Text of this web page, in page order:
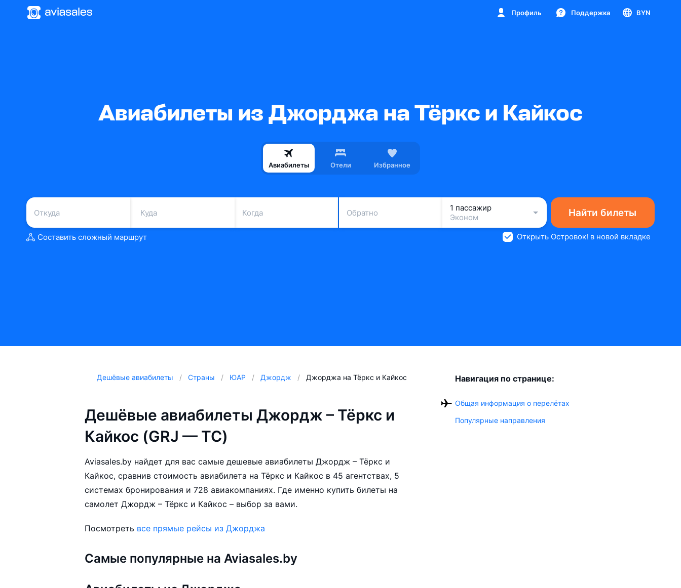
Профиль Поддержка BYN
Авиабилеты из Джорджа на Тёркс и Кайкос
Авиабилеты Отели Избранное
Когда Обратно
1 пассажир
Эконом
Найти билеты
Составить сложный маршрут Открыть Островок! в новой вкладке
Дешёвые авиабилеты Страны ЮАР Джордж Джорджа на Тёркс и Кайкос
Дешёвые авиабилеты Джордж – Тёркс и
Кайкос (GRJ — TC)
Aviasales.by найдет для вас самые дешевые авиабилеты Джордж – Тёркс и
Кайкос, сравнив стоимость авиабилета на Тёркс и Кайкос в 45 агентствах, 5
системах бронирования и 728 авиакомпаниях. Где именно купить билеты на
самолет Джордж – Тёркс и Кайкос – выбор за вами.
Посмотреть все прямые рейсы из Джорджа
Самые популярные на Aviasales.by
Навигация по странице:
Общая информация о перелётах
Популярные направления